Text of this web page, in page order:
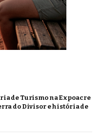
de Turismo na Expoacre
do Divisor e história de